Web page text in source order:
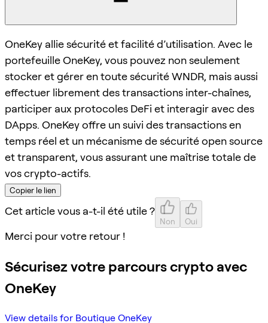
OneKey allie sécurité et facilité d’utilisation. Avec le
portefeuille OneKey, vous pouvez non seulement
stocker et gérer en toute sécurité WNDR, mais aussi
effectuer librement des transactions inter-chaînes,
participer aux protocoles DeFi et interagir avec des
DApps. OneKey offre un suivi des transactions en
temps réel et un mécanisme de sécurité open source
et transparent, vous assurant une maîtrise totale de
vos crypto-actifs.
Copier le lien
Cet article vous a-t-il été utile ?
Non Oui
Merci pour votre retour !
Sécurisez votre parcours crypto avec
OneKey
View details for Boutique OneKey